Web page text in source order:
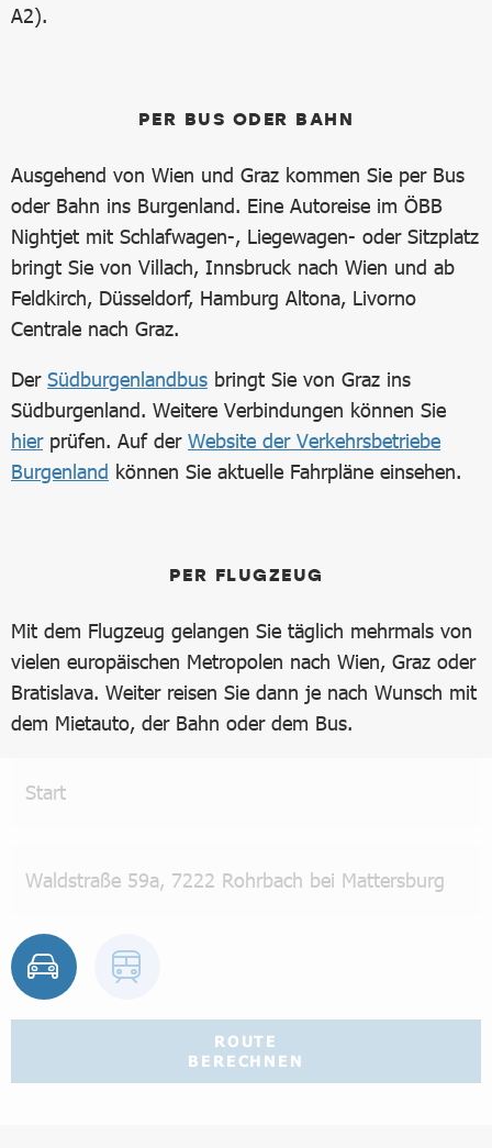
A2).
PER BUS ODER BAHN
Ausgehend von Wien und Graz kommen Sie per Bus
oder Bahn ins Burgenland. Eine Autoreise im ÖBB
Nightjet mit Schlafwagen-, Liegewagen- oder Sitzplatz
bringt Sie von Villach, Innsbruck nach Wien und ab
Feldkirch, Düsseldorf, Hamburg Altona, Livorno
Centrale nach Graz.
Der Südburgenlandbus bringt Sie von Graz ins
Südburgenland. Weitere Verbindungen können Sie
hierprüfen. Auf der Website der Verkehrsbetriebe
Burgenland können Sie aktuelle Fahrpläne einsehen.
PER FLUGZEUG
Mit dem Flugzeug gelangen Sie täglich mehrmals von
vielen europäischen Metropolen nach Wien, Graz oder
Bratislava. Weiter reisen Sie dann je nach Wunsch mit
dem Mietauto, der Bahn oder dem Bus.
ROUTE
BERECHNEN